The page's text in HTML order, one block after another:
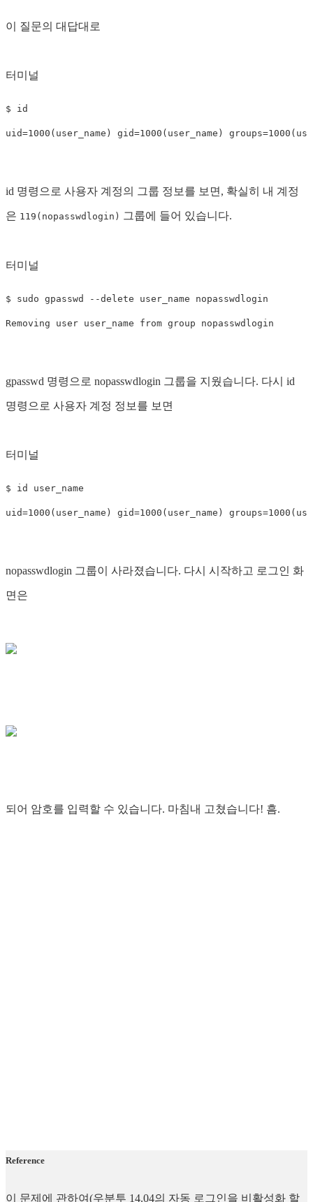
이 질문의 대답대로
터미널
$
uid=1000 ( user_name ) gid=1000 ( user_name ) groups=1000 (
id 명령으로 사용자 계정의 그룹 정보를 보면, 확실히 내 계정
은 119(nopasswdlogin) 그룹에 들어 있습니다.
터미널
$ sudo gpasswd --delete user_name nopasswdlogin
gpasswd 명령으로 nopasswdlogin 그룹을 지웠습니다. 다시 id
명령으로 사용자 계정 정보를 보면
터미널
$ id
uid=1000 ( user_name ) gid=1000 ( user_name ) groups=1000 (
nopasswdlogin 그룹이 사라졌습니다. 다시 시작하고 로그인 화
면은
되어 암호를 입력할 수 있습니다. 마침내 고쳤습니다! 흠.
Reference
이 문제에 관하여(우분투 14.04의 자동 로그인을 비활성화 할